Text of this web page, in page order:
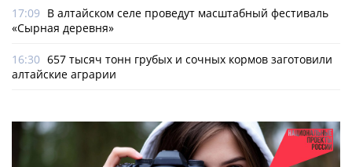
17:09 В алтайском селе проведут масштабный фестиваль
«Сырная деревня»
16:30 657 тысяч тонн грубых и сочных кормов заготовили
алтайские аграрии